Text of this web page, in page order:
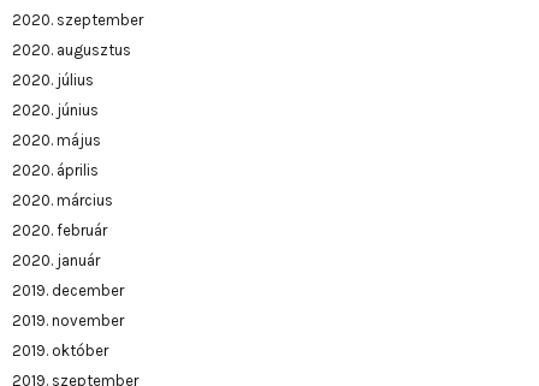
2020. szeptember
2020. augusztus
2020. július
2020. június
2020. május
2020. április
2020. március
2020. február
2020. január
2019. december
2019. november
2019. október
2019. szeptember